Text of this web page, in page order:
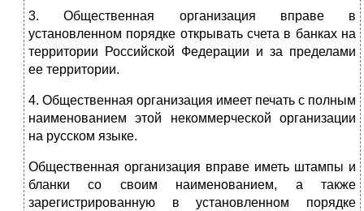
3. Общественная организация вправе в
установленном порядке открывать счета в банках на
территории Российской Федерации и за пределами
ее территории.
4. Общественная организация имеет печать с полным
наименованием этой некоммерческой организации
на русском языке.
Общественная организация вправе иметь штампы и
бланки со своим наименованием, а также
зарегистрированную в установленном порядке